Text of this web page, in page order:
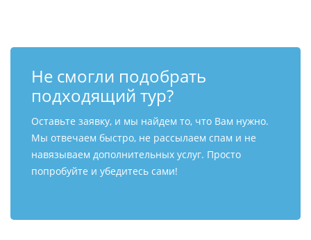
Не смогли подобрать
подходящий тур?
Оставьте заявку, и мы найдем то, что Вам нужно.
Мы отвечаем быстро, не рассылаем спам и не
навязываем дополнительных услуг. Просто
попробуйте и убедитесь сами!